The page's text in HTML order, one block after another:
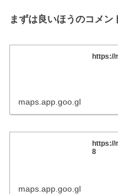
まずは良いほうのコメン
https://
maps.app.goo.gl
https://
8
maps.app.goo.gl